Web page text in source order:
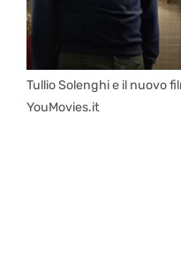
Tullio Solenghi e il nuovo
YouMovies.it